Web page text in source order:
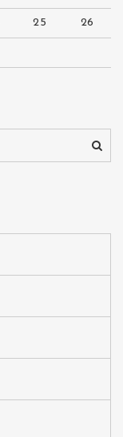
25 26